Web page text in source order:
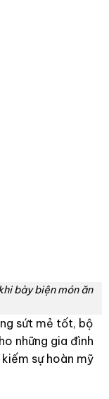
bày biện món ăn
sứt mẻ tốt, bộ
những gia đình
sự hoàn mỹ